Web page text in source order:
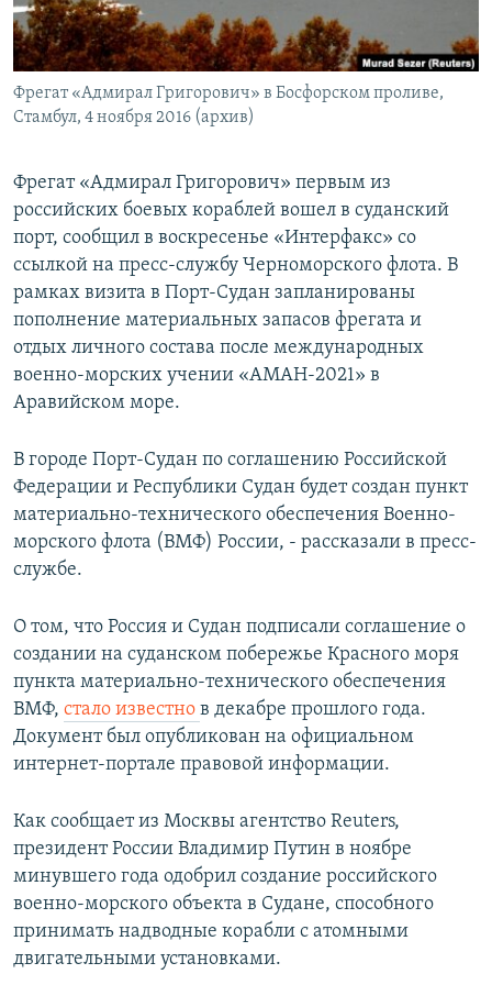
СПОРТ
МИР
БЛОГИ
ГОЛОСА
ЧИТАЕМ ПРЕССУ
АРХИВ РАДИОПРОГРАММЫ
Все сайты РСЕ/РС
Фрегат «Адмирал Григорович» в Босфорском проливе,
Стамбул, 4 ноября 2016 (архив)
Фрегат «Адмирал Григорович» первым из
российских боевых кораблей вошел в суданский
порт, сообщил в воскресенье «Интерфакс» со
ссылкой на пресс-службу Черноморского флота. В
рамках визита в Порт-Судан запланированы
пополнение материальных запасов фрегата и
отдых личного состава после международных
военно-морских учении «АМАН-2021» в
Аравийском море.
В городе Порт-Судан по соглашению Российской
Федерации и Республики Судан будет создан пункт
материально-технического обеспечения Военно-
морского флота (ВМФ) России, - рассказали в пресс-
службе.
О том, что Россия и Судан подписали соглашение о
создании на суданском побережье Красного моря
пункта материально-технического обеспечения
ВМФ, стало известно в декабре прошлого года.
Документ был опубликован на официальном
интернет-портале правовой информации.
Как сообщает из Москвы агентство Reuters,
президент России Владимир Путин в ноябре
минувшего года одобрил создание российского
военно-морского объекта в Судане, способного
принимать надводные корабли с атомными
двигательными установками.